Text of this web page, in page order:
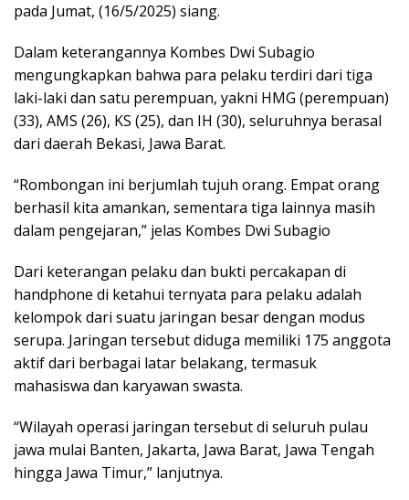
pada Jumat, (16/5/2025) siang.
Dalam keterangannya Kombes Dwi Subagio
mengungkapkan bahwa para pelaku terdiri dari tiga
laki-laki dan satu perempuan, yakni HMG (perempuan)
(33), AMS (26), KS (25), dan IH (30), seluruhnya berasal
dari daerah Bekasi, Jawa Barat.
“Rombongan ini berjumlah tujuh orang. Empat orang
berhasil kita amankan, sementara tiga lainnya masih
dalam pengejaran,” jelas Kombes Dwi Subagio
Dari keterangan pelaku dan bukti percakapan di
handphone di ketahui ternyata para pelaku adalah
kelompok dari suatu jaringan besar dengan modus
serupa. Jaringan tersebut diduga memiliki 175 anggota
aktif dari berbagai latar belakang, termasuk
mahasiswa dan karyawan swasta.
“Wilayah operasi jaringan tersebut di seluruh pulau
jawa mulai Banten, Jakarta, Jawa Barat, Jawa Tengah
hingga Jawa Timur,” lanjutnya.